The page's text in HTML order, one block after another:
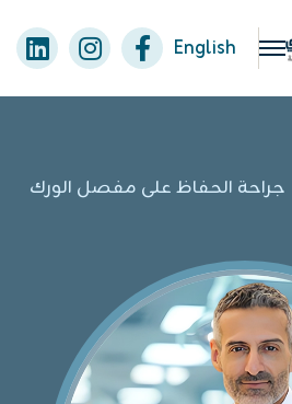
English
جراحة الحفاظ على مفصل الورك